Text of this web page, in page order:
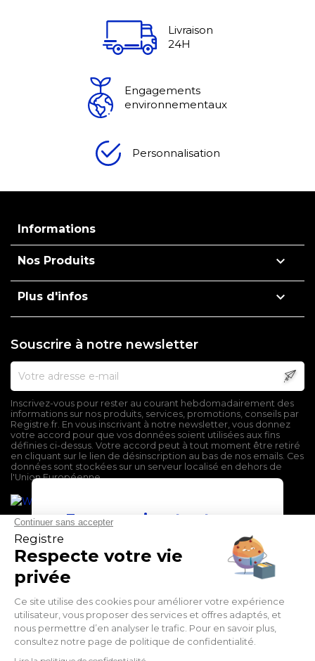
Livraison
24H
Engagements
environnementaux
Personnalisation
Informations
Nos Produits 
Plus d'infos 
Souscrire à notre newsletter
Inscrivez-vous pour rester au courant hebdomadairement des
informations sur nos produits, services, promotions, conseils par
Registre.fr. En vous inscrivant à notre newsletter, vous donnez
votre accord pour que vos données soient utilisées aux fins
définies ci-dessus. Votre accord peut à tout moment être retiré
en cliquant sur le lien de désinscription au bas de nos emails. Ces
données sont stockées sur un serveur localisé en dehors de
l'Union Européenne.
En poursuivant votre
navigation sur ce site,
vous devez accepter
l’utilisation et l'écriture
de Cookies.
J'accepte
En savoir plus
Conditions générales de vente
Politique de confidentialité